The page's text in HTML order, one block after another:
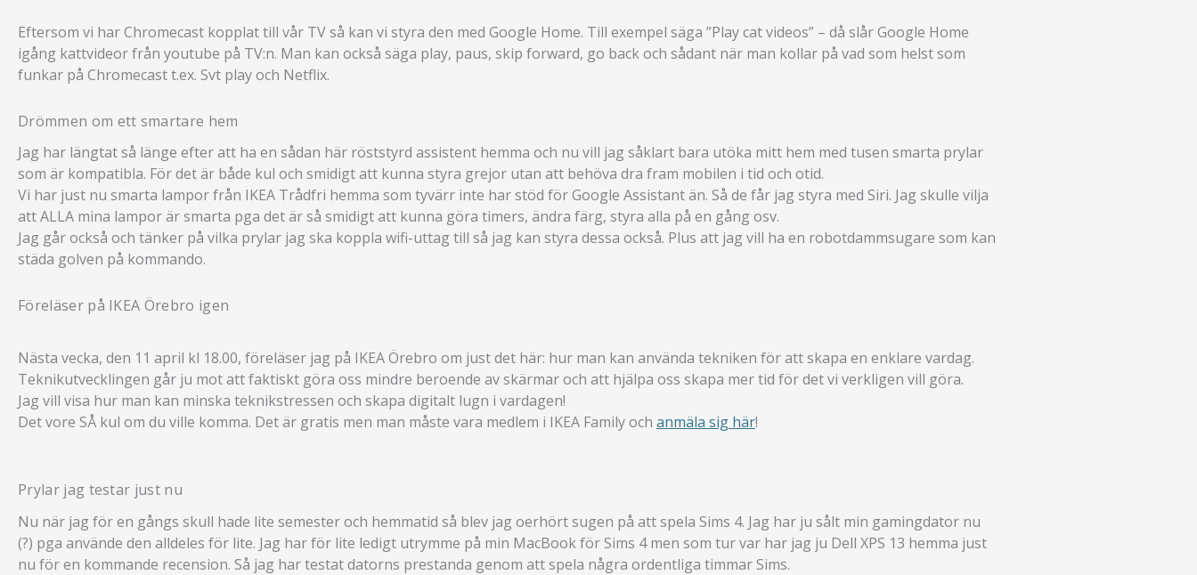
Eftersom vi har Chromecast kopplat till vår TV så kan vi styra den med Google Home. Till exempel säga ”Play cat videos” – då slår Google Home
igång kattvideor från youtube på TV:n. Man kan också säga play, paus, skip forward, go back och sådant när man kollar på vad som helst som
funkar på Chromecast t.ex. Svt play och Netflix.
Drömmen om ett smartare hem
Jag har längtat så länge efter att ha en sådan här röststyrd assistent hemma och nu vill jag såklart bara utöka mitt hem med tusen smarta prylar
som är kompatibla. För det är både kul och smidigt att kunna styra grejor utan att behöva dra fram mobilen i tid och otid.
Vi har just nu smarta lampor från IKEA Trådfri hemma som tyvärr inte har stöd för Google Assistant än. Så de får jag styra med Siri. Jag skulle vilja
att ALLA mina lampor är smarta pga det är så smidigt att kunna göra timers, ändra färg, styra alla på en gång osv.
Jag går också och tänker på vilka prylar jag ska koppla wifi-uttag till så jag kan styra dessa också. Plus att jag vill ha en robotdammsugare som kan
städa golven på kommando.
Föreläser på IKEA Örebro igen
Nästa vecka, den 11 april kl 18.00, föreläser jag på IKEA Örebro om just det här: hur man kan använda tekniken för att skapa en enklare vardag.
Teknikutvecklingen går ju mot att faktiskt göra oss mindre beroende av skärmar och att hjälpa oss skapa mer tid för det vi verkligen vill göra.
Jag vill visa hur man kan minska teknikstressen och skapa digitalt lugn i vardagen!
Det vore SÅ kul om du ville komma. Det är gratis men man måste vara medlem i IKEA Family och anmäla sig här!
Prylar jag testar just nu
Nu när jag för en gångs skull hade lite semester och hemmatid så blev jag oerhört sugen på att spela Sims 4. Jag har ju sålt min gamingdator nu
(?) pga använde den alldeles för lite. Jag har för lite ledigt utrymme på min MacBook för Sims 4 men som tur var har jag ju Dell XPS 13 hemma just
nu för en kommande recension. Så jag har testat datorns prestanda genom att spela några ordentliga timmar Sims.